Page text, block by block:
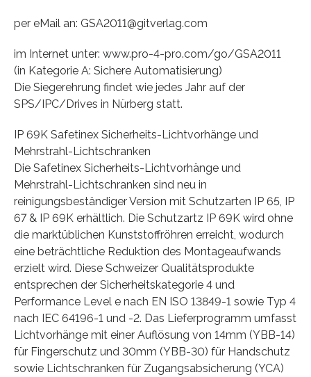
per eMail an: GSA2011@gitverlag.com
im Internet unter: www.pro-4-pro.com/go/GSA2011
(in Kategorie A: Sichere Automatisierung)
Die Siegerehrung findet wie jedes Jahr auf der
SPS/IPC/Drives in Nürberg statt.
IP 69K Safetinex Sicherheits-Lichtvorhänge und
Mehrstrahl-Lichtschranken
Die Safetinex Sicherheits-Lichtvorhänge und
Mehrstrahl-Lichtschranken sind neu in
reinigungsbeständiger Version mit Schutzarten IP 65, IP
67 & IP 69K erhältlich. Die Schutzartz IP 69K wird ohne
die marktüblichen Kunststoffröhren erreicht, wodurch
eine beträchtliche Reduktion des Montageaufwands
erzielt wird. Diese Schweizer Qualitätsprodukte
entsprechen der Sicherheitskategorie 4 und
Performance Level e nach EN ISO 13849-1 sowie Typ 4
nach IEC 64196-1 und -2. Das Lieferprogramm umfasst
Lichtvorhänge mit einer Auflösung von 14mm (YBB-14)
für Fingerschutz und 30mm (YBB-30) für Handschutz
sowie Lichtschranken für Zugangsabsicherung (YCA)